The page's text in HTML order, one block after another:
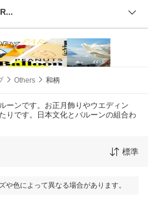
R
Others 和柄
ーンです。お正月飾りやウエディン
りです。日本文化とバルーンの組合わ
標準
や色によって異なる場合があります。